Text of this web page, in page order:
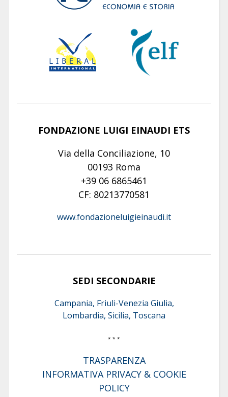
FONDAZIONE LUIGI EINAUDI ETS
Via della Conciliazione, 10
00193 Roma
+39 06 6865461
CF: 80213770581
www.fondazioneluigieinaudi.it
SEDI SECONDARIE
Campania, Friuli-Venezia Giulia,
Lombardia, Sicilia, Toscana
* * *
TRASPARENZA
INFORMATIVA PRIVACY & COOKIE
POLICY